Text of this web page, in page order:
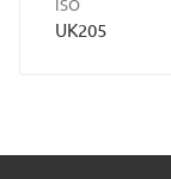
UK205